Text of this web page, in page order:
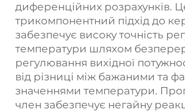
диференційних розрахунків.
трикомпонентний підхід до
забезпечує високу точність
температури шляхом
регулювання вихідної
від різниці між бажаними та
значеннями температури.
член забезпечує негайну